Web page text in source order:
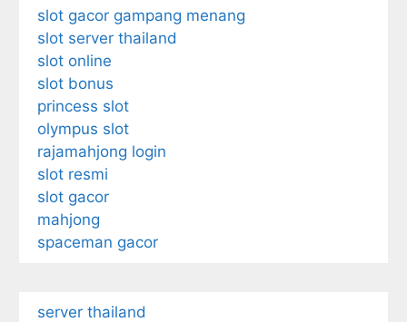
slot gacor gampang menang
slot server thailand
slot online
slot bonus
princess slot
olympus slot
rajamahjong login
slot resmi
slot gacor
mahjong
spaceman gacor
server thailand